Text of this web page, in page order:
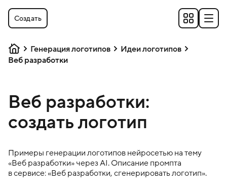
Создать
Генерация логотипов
Идеи логотипов
Веб разработки
Веб разработки:
создать логотип
Примеры генерации логотипов нейросетью на тему
«Веб разработки» через AI. Описание промпта
в сервисе: «Веб разработки, сгенерировать логотип».